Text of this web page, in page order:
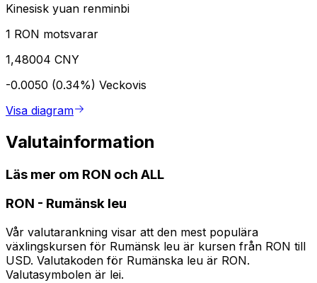
Kinesisk yuan renminbi
1 RON motsvarar
1,48004 CNY
-0.0050 (0.34%) Veckovis
Visa diagram
Valutainformation
Läs mer om RON och ALL
RON - Rumänsk leu
Vår valutarankning visar att den mest populära
växlingskursen för Rumänsk leu är kursen från RON till
USD. Valutakoden för Rumänska leu är RON.
Valutasymbolen är lei.